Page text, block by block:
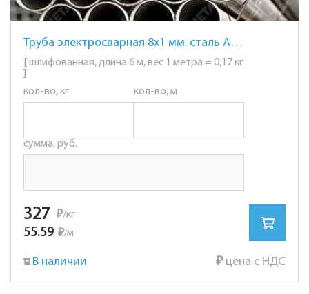
Труба электросварная 8х1 мм. сталь AISI 201 (12Х15Г9НД) шлифованная
[ шлифованная, длина 6 м, вес 1 метра = 0,17 кг
кол-во, кг
кол-во, м
сумма, руб.
327 ₽/кг
55.59 ₽/м
В наличии ₽цена с НДС